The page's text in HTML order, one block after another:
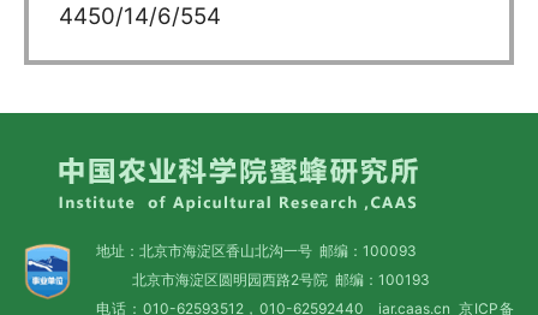
4450/14/6/554
地址：北京市海淀区香山北沟一号 邮编：100093
北京市海淀区圆明园西路2号院 邮编：100193
电话：010-62593512，010-62592440 iar.caas.cn 京ICP备